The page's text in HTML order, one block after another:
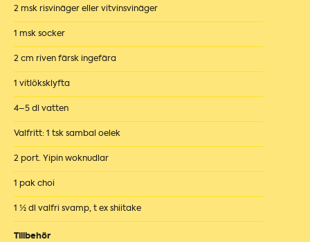
2 msk risvinäger eller vitvinsvinäger
1 msk socker
2 cm riven färsk ingefära
1 vitlöksklyfta
4–5 dl vatten
Valfritt: 1 tsk sambal oelek
2 port. Yipin woknudlar
1 pak choi
1 ½ dl valfri svamp, t ex shiitake
Tillbehör